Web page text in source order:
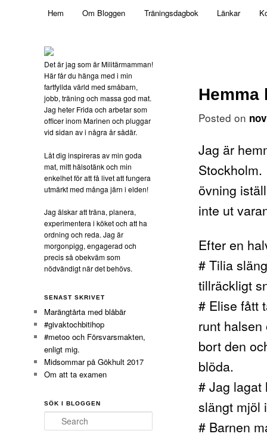
Militärmamman
Skip to primary content
Hem Om Bloggen Träningsdagbok Länkar
Hemma
Posted on
Jag är
övning
inte ut
Efter en
# Tilia
tillräckligt
# Elise fått
runt
bort den
blöda.
# Jag lagat
slängt mjöl
# Barnen
Det är jag som är Militärmamman!
Här får du hänga med i min
fartfyllda värld med småbarn,
jobb, träning och massa god mat.
Jag heter Frida och arbetar som
officer inom Marinen och pluggar
vid sidan av i några år sådär.
Låt dig inspireras av min goda
mat, mitt hälsotänk och min
enkelhet för att få livet att fungera
utmärkt med många järn i elden!
Jag älskar att träna, planera,
experimentera i köket och att ha
ordning och reda. Jag är
morgonpigg, engagerad och
precis så obekväm som
nödvändigt när det behövs.
SENAST SKRIVET
Marängtårta med blåbär
#givaktochbitihop
#metoo och Försvarsmakten,
enligt mig.
Midsommar på Gökhult 2017
Om att ta examen
SÖK I BLOGGEN
Search